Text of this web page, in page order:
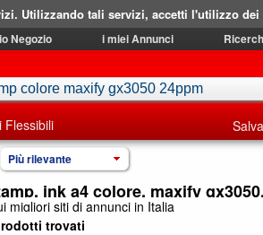
Negozio i miei Annunci
Flessibili
Più rilevante
ink a4 colore, maxify
migliori siti di annunci in Italia
trovati
Utilizzando tali servizi, accetti l'utilizzo dei